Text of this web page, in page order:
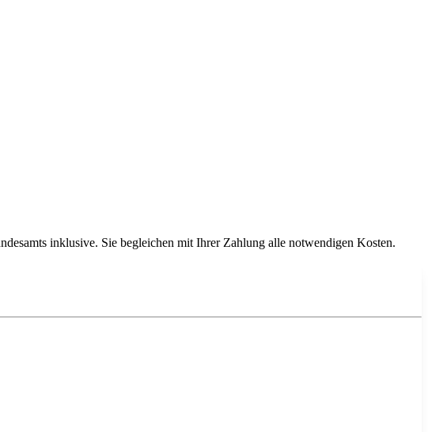
inklusive. Sie begleichen mit Ihrer Zahlung alle notwendigen Kosten.